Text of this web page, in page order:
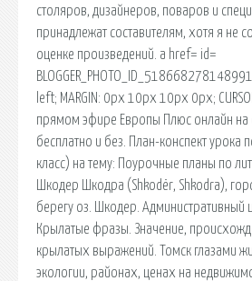
столяров, дизайнеров, поваров и
принадлежат составителям, хотя я не
оценке произведений. a href= id=
left; MARGIN: 0px 10px 10px 0px;
прямом эфире Европы Плюс онлайн на
бесплатно и без. План-конспект урока
класс) на тему: Поурочные планы по
Шкодер Шкодра (Shkodёr, Shkodra),
берегу оз. Шкодер. Административный
Крылатые фразы. Значение,
крылатых выражений. Томск глазами
экологии, районах, ценах на